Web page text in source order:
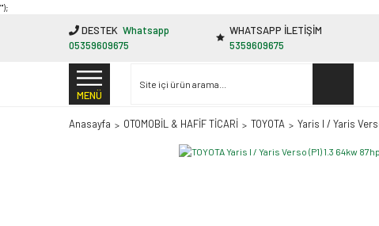
"');
DESTEK Whatsapp
05359609675
WHATSAPP İLETİŞİM
5359609675
MENÜ
Anasayfa OTOMOBİL & HAFİF TİCARİ TOYOTA Yaris I / Yaris